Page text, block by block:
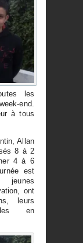
les
end.
à tous
Allan
8 à 2
4 à 6
est
jeunes
ont
leurs
en